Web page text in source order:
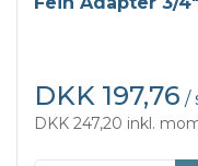
DKK 197,76 /
DKK 247,20 inkl.